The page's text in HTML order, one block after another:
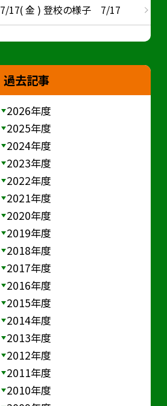
7/17( 金 ) 登校の様子 7/17
過去記事
2026年度
2025年度
2024年度
2023年度
2022年度
2021年度
2020年度
2019年度
2018年度
2017年度
2016年度
2015年度
2014年度
2013年度
2012年度
2011年度
2010年度